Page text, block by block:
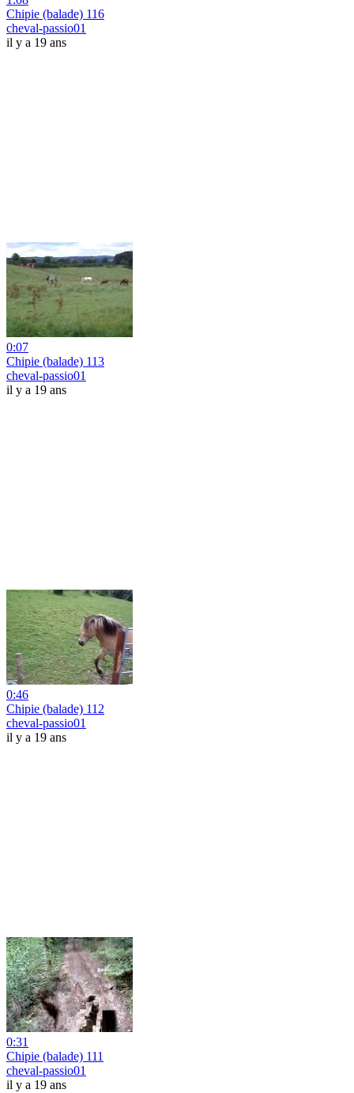
Chipie (balade) 116
cheval-passio01
il y a 19 ans
0:07
Chipie (balade) 113
cheval-passio01
il y a 19 ans
0:46
Chipie (balade) 112
cheval-passio01
il y a 19 ans
0:31
Chipie (balade) 111
cheval-passio01
il y a 19 ans